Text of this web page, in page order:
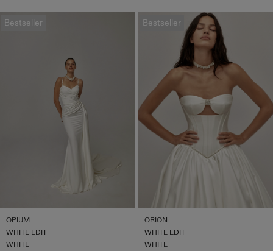
Bestseller
OPIUM
WHITE EDIT
WHITE
Bestseller
ORION
WHITE EDIT
WHITE